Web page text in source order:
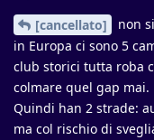
[cancellato]
non
in Europa ci sono 5
club storici tutta roba
colmare quel gap mai.
Quindi han 2 strade:
ma col rischio di